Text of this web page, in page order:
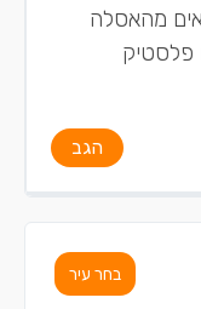
מהאסלה
פלסטיק
הגב
בחר עיר